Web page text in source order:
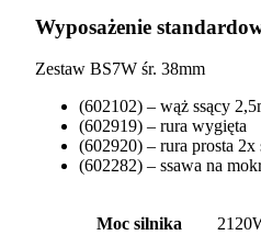
Wyposażenie
Zestaw BS7W śr. 38mm
(602102) – wąż ssący
(602919) – rura wygięta
(602920) – rura prosta 2x
(602282) – ssawa na
Moc silnika